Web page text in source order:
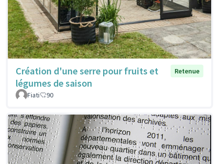
Création d'une serre pour fruits et
légumes de saison
Retenue
Fiati 90